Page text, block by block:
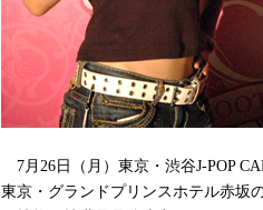
7月26日（月）東京・渋谷J-POP
東京・グランドプリンスホテル赤坂